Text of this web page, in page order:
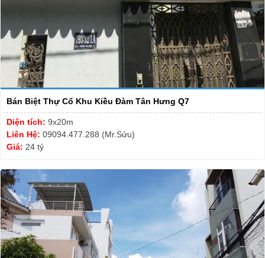
Bán Biệt Thự Cổ Khu Kiều Đàm Tân Hưng Q7
Diện tích: 9x20m
Liên Hệ: 09094.477.288 (Mr.Sửu)
Giá: 24 tỷ